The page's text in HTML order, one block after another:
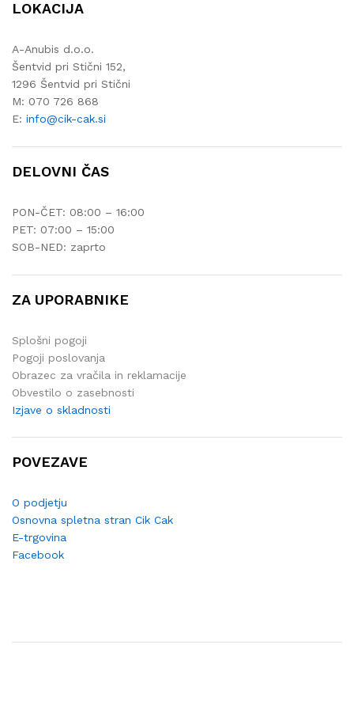
LOKACIJA
A-Anubis d.o.o.
Šentvid pri Stični 152,
1296 Šentvid pri Stični
M: 070 726 868
E: info@cik-cak.si
DELOVNI ČAS
PON-ČET: 08:00 – 16:00
PET: 07:00 – 15:00
SOB-NED: zaprto
ZA UPORABNIKE
Splošni pogoji
Pogoji poslovanja
Obrazec za vračila in reklamacije
Obvestilo o zasebnosti
Izjave o skladnosti
POVEZAVE
O podjetju
Osnovna spletna stran Cik Cak
E-trgovina
Facebook